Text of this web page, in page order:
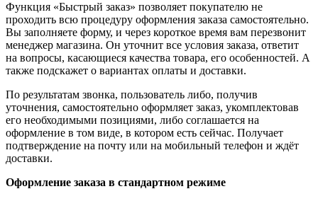
Функция «Быстрый заказ» позволяет покупателю не
проходить всю процедуру оформления заказа самостоятельно.
Вы заполняете форму, и через короткое время вам перезвонит
менеджер магазина. Он уточнит все условия заказа, ответит
на вопросы, касающиеся качества товара, его особенностей. А
также подскажет о вариантах оплаты и доставки.
По результатам звонка, пользователь либо, получив
уточнения, самостоятельно оформляет заказ, укомплектовав
его необходимыми позициями, либо соглашается на
оформление в том виде, в котором есть сейчас. Получает
подтверждение на почту или на мобильный телефон и ждёт
доставки.
Оформление заказа в стандартном режиме